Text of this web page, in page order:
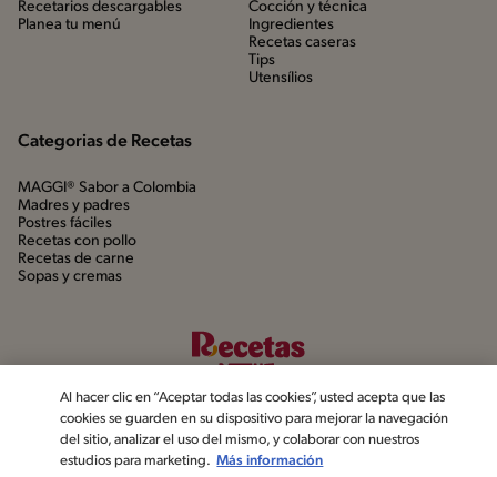
Recetarios descargables
Planea tu menú
Cocción y técnica
Ingredientes
Recetas caseras
Tips
Utensílios
Categorias de Recetas
MAGGI® Sabor a Colombia
Madres y padres
Postres fáciles
Recetas con pollo
Recetas de carne
Sopas y cremas
Al hacer clic en “Aceptar todas las cookies”, usted acepta que las
cookies se guarden en su dispositivo para mejorar la navegación
del sitio, analizar el uso del mismo, y colaborar con nuestros
estudios para marketing. Más información